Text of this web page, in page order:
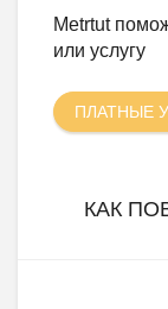
Помощь
Metrtut
или услугу
ПЛАТНЫЕ
КАК